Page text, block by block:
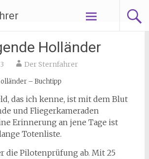
Holländer
Der Sternfahrer
– Buchtipp
das ich kenne, ist mit dem Blut
und Fliegerkameraden
Erinnerung an jene Tage ist
Totenliste.
die Pilotenprüfung ab. Mit 25